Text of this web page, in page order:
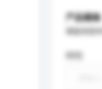
产品规格